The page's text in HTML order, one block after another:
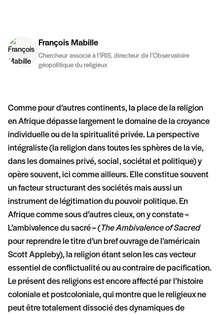
François Mabille
Chercheur associé à l’IRIS, directeur de l’Observatoire
géopolitique du religieux
Comme pour d’autres continents, la place de la religion
en Afrique dépasse largement le domaine de la croyance
individuelle ou de la spiritualité privée. La perspective
intégraliste (la religion dans toutes les sphères de la vie,
dans les domaines privé, social, sociétal et politique) y
opère souvent, ici comme ailleurs. Elle constitue souvent
un facteur structurant des sociétés mais aussi un
instrument de légitimation du pouvoir politique. En
Afrique comme sous d’autres cieux, on y constate «
L’ambivalence du sacré » (The Ambivalence of Sacred
pour reprendre le titre d’un bref ouvrage de l’américain
Scott Appleby), la religion étant selon les cas vecteur
essentiel de conflictualité ou au contraire de pacification.
Le présent des religions est encore affecté par l’histoire
coloniale et postcoloniale, qui montre que le religieux ne
peut être totalement dissocié des dynamiques de